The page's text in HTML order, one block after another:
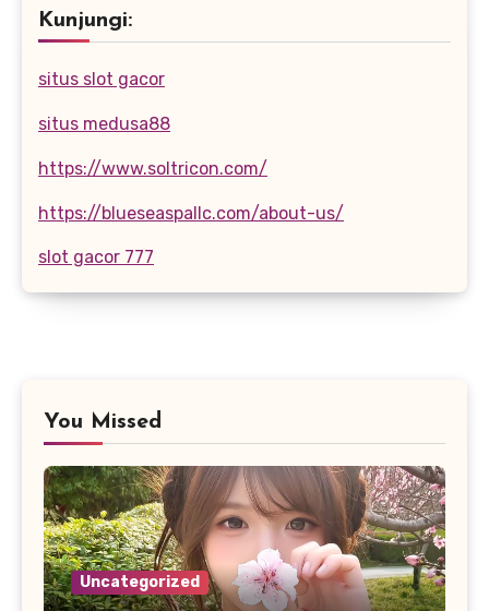
Kunjungi:
situs slot gacor
situs medusa88
https://www.soltricon.com/
https://blueseaspallc.com/about-us/
slot gacor 777
You Missed
Uncategorized